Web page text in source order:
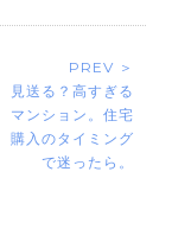
PREV ＞
見送る？高すぎる
マンション。住宅
購入のタイミング
で迷ったら。